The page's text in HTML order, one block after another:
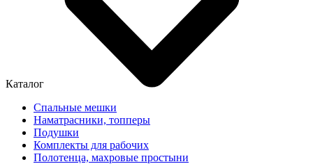
Каталог
Спальные мешки
Наматрасники, топперы
Подушки
Комплекты для рабочих
Полотенца, махровые простыни